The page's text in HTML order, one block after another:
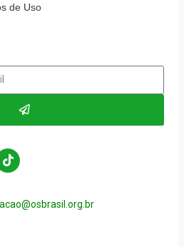
de Uso